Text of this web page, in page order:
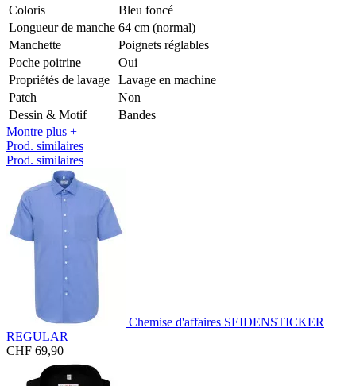
Coloris
Bleu foncé
Longueur de manche 64 cm (normal)
Manchette
Poignets réglables
Poche poitrine
Oui
Propriétés de lavage
Lavage en machine
Patch
Non
Dessin & Motif
Bandes
Montre plus +
Prod. similaires
Prod. similaires
Chemise d'affaires SEIDENSTICKER
REGULAR
CHF 69,90